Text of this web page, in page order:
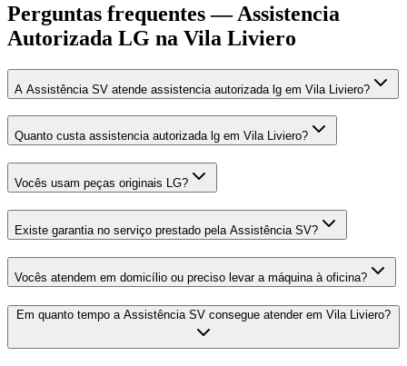
Perguntas frequentes —Assistencia
Autorizada LG na Vila Liviero
A Assistência SV atende assistencia autorizada lg em Vila Liviero?
Quanto custa assistencia autorizada lg em Vila Liviero?
Vocês usam peças originais LG?
Existe garantia no serviço prestado pela Assistência SV?
Vocês atendem em domicílio ou preciso levar a máquina à oficina?
Em quanto tempo a Assistência SV consegue atender em Vila Liviero?